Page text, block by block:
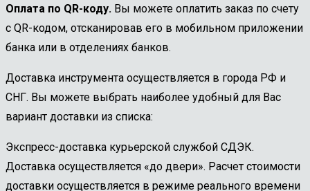
Оплата по QR-коду. Вы можете оплатить заказ по счету
с QR-кодом, отсканировав его в мобильном приложении
банка или в отделениях банков.
Доставка инструмента осуществляется в города РФ и
СНГ. Вы можете выбрать наиболее удобный для Вас
вариант доставки из списка:
Экспресс-доставка курьерской службой СДЭК.
Доставка осуществляется «до двери». Расчет стоимости
доставки осуществляется в режиме реального времени